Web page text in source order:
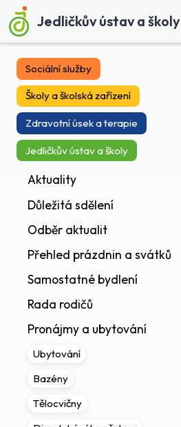
Jedličkův ústav a školy
Sociální služby
Školy a školská zařízení
Zdravotní úsek a terapie
Jedličkův ústav a školy
Aktuality
Důležitá sdělení
Odběr aktualit
Přehled prázdnin a svátků
Samostatné bydlení
Rada rodičů
Pronájmy a ubytování
Ubytování
Bazény
Tělocvičny